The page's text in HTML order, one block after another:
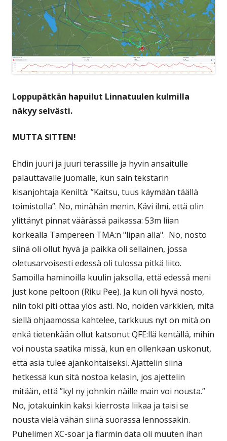
Loppupätkän hapuilut Linnatuulen kulmilla
näkyy selvästi.
MUTTA SITTEN!
Ehdin juuri ja juuri terassille ja hyvin ansaitulle
palauttavalle juomalle, kun sain tekstarin
kisanjohtaja Keniltä: ”Kaitsu, tuus käymään täällä
toimistolla”. No, minähän menin. Kävi ilmi, että olin
ylittänyt pinnat väärässä paikassa: 53m liian
korkealla Tampereen TMA:n "lipan alla". No, nosto
siinä oli ollut hyvä ja paikka oli sellainen, jossa
oletusarvoisesti edessä oli tulossa pitkä liito.
Samoilla haminoilla kuulin jaksolla, että edessä meni
just kone peltoon (Riku Pee). Ja kun oli hyvä nosto,
niin toki piti ottaa ylös asti. No, noiden värkkien, mitä
siellä ohjaamossa kahtelee, tarkkuus nyt on mitä on
enkä tietenkään ollut katsonut QFE:llä kentällä, mihin
voi nousta saatika missä, kun en ollenkaan uskonut,
että asia tulee ajankohtaiseksi. Ajattelin siinä
hetkessä kun sitä nostoa kelasin, jos ajettelin
mitään, että ”kyl ny johnkin näille main voi nousta.”
No, jotakuinkin kaksi kierrosta liikaa ja taisi se
nousta vielä vähän siinä suorassa lennossakin.
Puhelimen XC-soar ja flarmin data oli muuten ihan